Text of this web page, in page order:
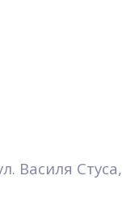
Василя Стуса,